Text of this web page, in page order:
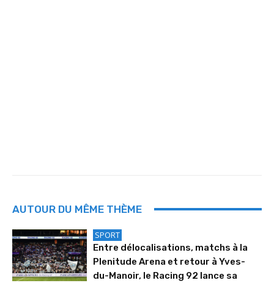
AUTOUR DU MÊME THÈME
SPORT
Entre délocalisations, matchs à la
Plenitude Arena et retour à Yves-
du-Manoir, le Racing 92 lance sa